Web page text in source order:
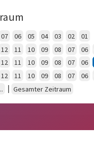
07 06 05 04 03 02 01
12 11 10 09 08 07 06
12 11 10 09 08 07 06
12 11 10 09 08 07 06
| Gesamter Zeitraum